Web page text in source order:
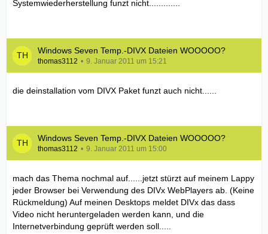
Systemwiederherstellung funzt nicht.............
Windows Seven Temp.-DIVX Dateien WOOOOO?
thomas3112 9. Januar 2011 um 15:21
die deinstallation vom DIVX Paket funzt auch nicht......
Windows Seven Temp.-DIVX Dateien WOOOOO?
thomas3112 9. Januar 2011 um 15:00
mach das Thema nochmal auf......jetzt stürzt auf meinem Lappy
jeder Browser bei Verwendung des DIVx WebPlayers ab. (Keine
Rückmeldung) Auf meinen Desktops meldet DIVx das dass
Video nicht heruntergeladen werden kann, und die
Internetverbindung geprüft werden soll.....